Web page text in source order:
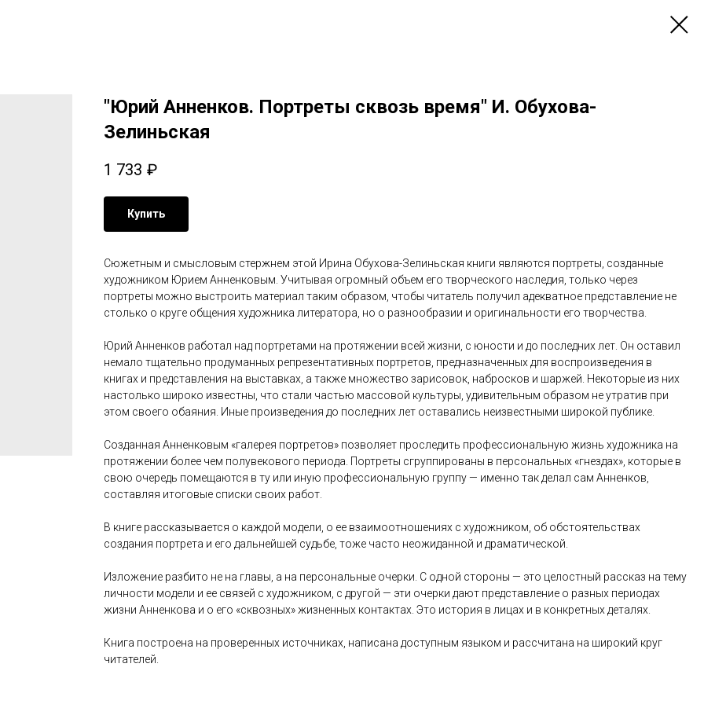
"Юрий Анненков. Портреты сквозь время" И. Обухова-
Зелиньская
1 733 ₽
Купить
Сюжетным и смысловым стержнем этой Ирина Обухова-Зелиньская книги являются портреты, созданные
художником Юрием Анненковым. Учитывая огромный объем его творческого наследия, только через
портреты можно выстроить материал таким образом, чтобы читатель получил адекватное представление не
столько о круге общения художника литератора, но о разнообразии и оригинальности его творчества.
Юрий Анненков работал над портретами на протяжении всей жизни, с юности и до последних лет. Он оставил
немало тщательно продуманных репрезентативных портретов, предназначенных для воспроизведения в
книгах и представления на выставках, а также множество зарисовок, набросков и шаржей. Некоторые из них
настолько широко известны, что стали частью массовой культуры, удивительным образом не утратив при
этом своего обаяния. Иные произведения до последних лет оставались неизвестными широкой публике.
Созданная Анненковым «галерея портретов» позволяет проследить профессиональную жизнь художника на
протяжении более чем полувекового периода. Портреты сгруппированы в персональных «гнездах», которые в
свою очередь помещаются в ту или иную профессиональную группу — именно так делал сам Анненков,
составляя итоговые списки своих работ.
В книге рассказывается о каждой модели, о ее взаимоотношениях с художником, об обстоятельствах
создания портрета и его дальнейшей судьбе, тоже часто неожиданной и драматической.
Изложение разбито не на главы, а на персональные очерки. С одной стороны — это целостный рассказ на тему
личности модели и ее связей с художником, с другой — эти очерки дают представление о разных периодах
жизни Анненкова и о его «сквозных» жизненных контактах. Это история в лицах и в конкретных деталях.
Книга построена на проверенных источниках, написана доступным языком и рассчитана на широкий круг
читателей.